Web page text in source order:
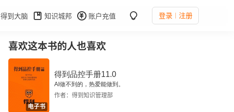
得到大脑 知识城邦 账户充值 登录 注册
喜欢这本书的人也喜欢
电子书
得到品控手册11.0
AI做不到的，热爱能做到。
作者：得到知识管理部